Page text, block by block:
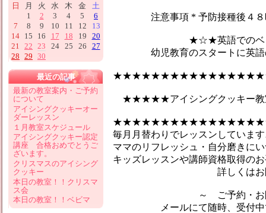
注意事項 * 予防接種後４８時
★☆★英語でのベビーマ
幼児教育のスタートに英語の
★★★★★アイシングクッキー
毎月月替わりでレッスンしていま
ママのリフレッシュ・自分磨きに
キッズレッスンや講師資格取得の
詳しくはお問合せ
～ ご予約・お問い
メールにて随時、受付中で
日 月 火 水 木 金
土
1
2 3 4 5
6
7
8 9 10 11 12
13
14 15 16 17 18 19
20
21
22 23 24 25 26
27
28 29 30
最近の記事
最新の教室案内・ご予約
について
アイシングクッキーオー
ダーレッスン
１月教室スケジュール
アイシングクッキー認定
講座 合格おめでとうご
ざいます。
クリスマスのアイシング
クッキー
本日の教室！！クリスマ
ス会
本日の教室！！ベビマ